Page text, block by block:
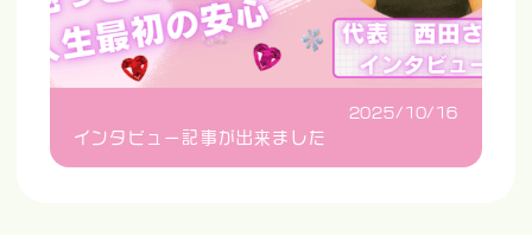
2025/10/16
インタビュー記事が出来ました